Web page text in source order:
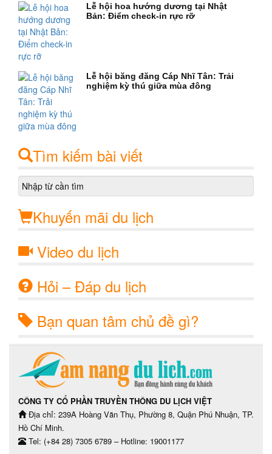
Lễ hội hoa hướng dương tại Nhật
Bản: Điểm check-in rực rỡ
Lễ hội băng đăng Cáp Nhĩ Tân: Trải
nghiệm kỳ thú giữa mùa đông
Tìm kiếm bài viết
Khuyến mãi du lịch
Video du lịch
Hỏi – Đáp du lịch
Bạn quan tâm chủ đề gì?
CÔNG TY CỔ PHẦN TRUYỀN THÔNG DU LỊCH VIỆT
Địa chỉ: 239A Hoàng Văn Thụ, Phường 8, Quận Phú Nhuận, TP.
Hồ Chí Minh.
Tel: (+84 28) 7305 6789 – Hotline: 19001177